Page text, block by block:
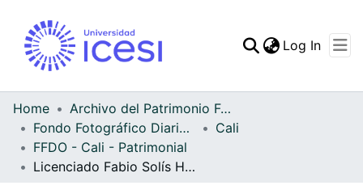
Statistics
Log In
Home
Archivo del Patrimonio Fotográfico y Fílmico del Valle del Cauca
Fondo Fotográfico Diario Occidente
Cali
FFDO - Cali - Patrimonial
Licenciado Fabio Solís Hernández.